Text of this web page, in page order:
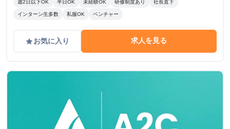
週2日以下OK 半日OK 未経験OK 研修制度あり 社長直下
インターン生多数 私服OK ベンチャー
gradeお気に入り 求人を見る